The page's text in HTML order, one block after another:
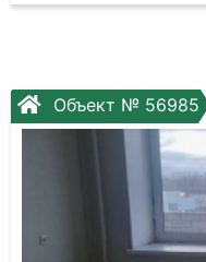
Объект № 56985